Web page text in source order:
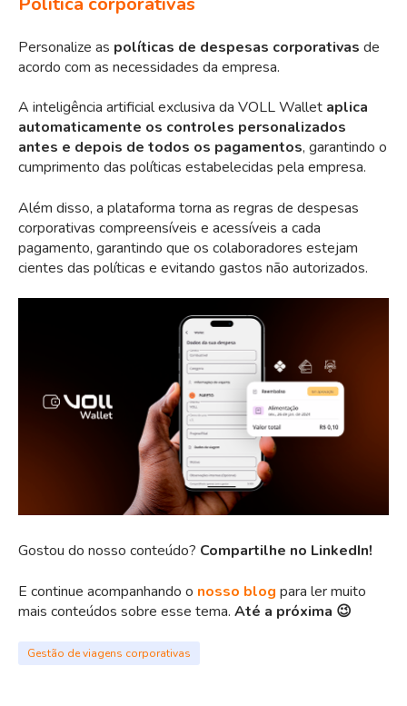
Personalize as políticas de despesas corporativas de
acordo com as necessidades da empresa.
A inteligência artificial exclusiva da VOLL Wallet aplica
automaticamente os controles personalizados
antes e depois de todos os pagamentos, garantindo o
cumprimento das políticas estabelecidas pela empresa.
Além disso, a plataforma torna as regras de despesas
corporativas compreensíveis e acessíveis a cada
pagamento, garantindo que os colaboradores estejam
cientes das políticas e evitando gastos não autorizados.
Gostou do nosso conteúdo? Compartilhe no LinkedIn!
E continue acompanhando o nosso blog para ler muito
mais conteúdos sobre esse tema. Até a próxima 😉
Gestão de viagens corporativas